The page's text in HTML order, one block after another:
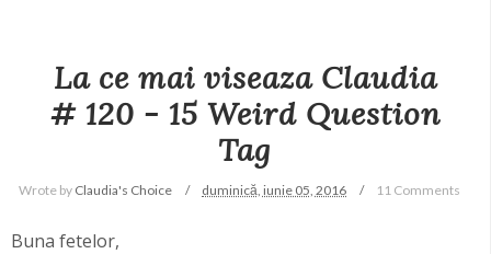
La ce mai viseaza Claudia
# 120 - 15 Weird Question
Tag
Wrote by Claudia's Choice duminică, iunie 05, 2016 11 Comments
Buna fetelor,